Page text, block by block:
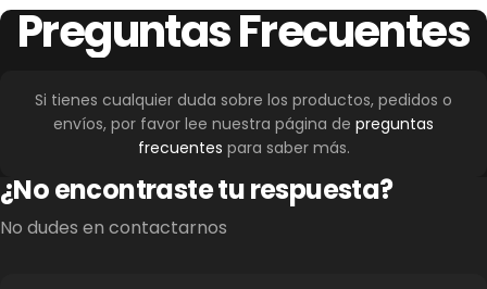
PreguntasFrecuentes
Si tienes cualquier duda sobre los productos, pedidos o
envíos, por favor lee nuestra página de preguntas
frecuentes para saber más.
¿No encontraste tu respuesta?
No dudes en contactarnos